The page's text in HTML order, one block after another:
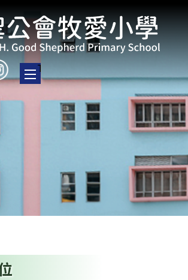
Toggle main menu visibility